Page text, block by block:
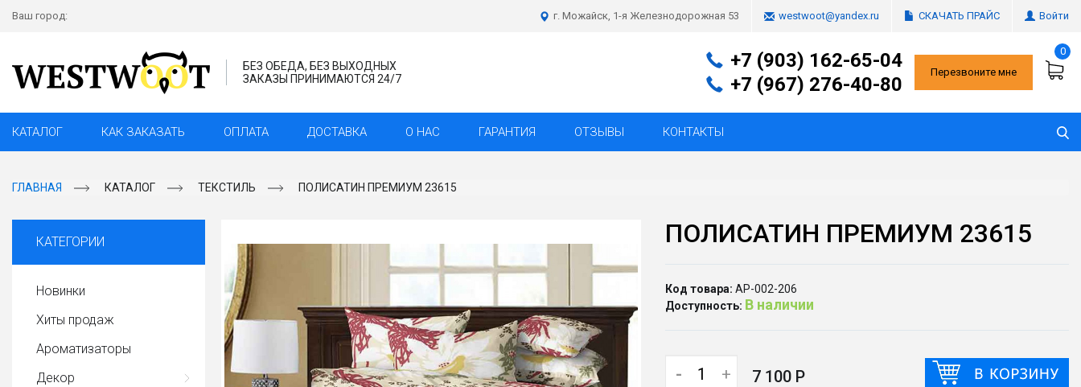
Ваш город: г. Можайск, 1-я Железнодорожная 53 westwoot@yandex.ru СКАЧАТЬ ПРАЙС Войти
БЕЗ ОБЕДА, БЕЗ ВЫХОДНЫХ
ЗАКАЗЫ ПРИНИМАЮТСЯ 24/7
+7 (903) 162-65-04
+7 (967) 276-40-80
Перезвоните мне
0
КАТАЛОГ КАК ЗАКАЗАТЬ ОПЛАТА ДОСТАВКА О НАС ГАРАНТИЯ ОТЗЫВЫ КОНТАКТЫ
ГЛАВНАЯ КАТАЛОГ ТЕКСТИЛЬ ПОЛИСАТИН ПРЕМИУМ 23615
КАТЕГОРИИ
Новинки
Хиты продаж
Ароматизаторы
Декор
ПОЛИСАТИН ПРЕМИУМ 23615
Код товара: АР-002-206
Доступность: В наличии
- + 7 100 Р